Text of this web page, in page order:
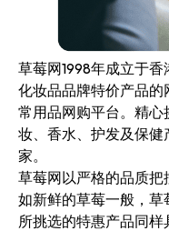
草莓网1998年成立于
化妆品品牌特价产品
常用品网购平台。精
妆、香水、护发及保健
家。
草莓网以严格的品质
如新鲜的草莓一般，草
所挑选的特惠产品同